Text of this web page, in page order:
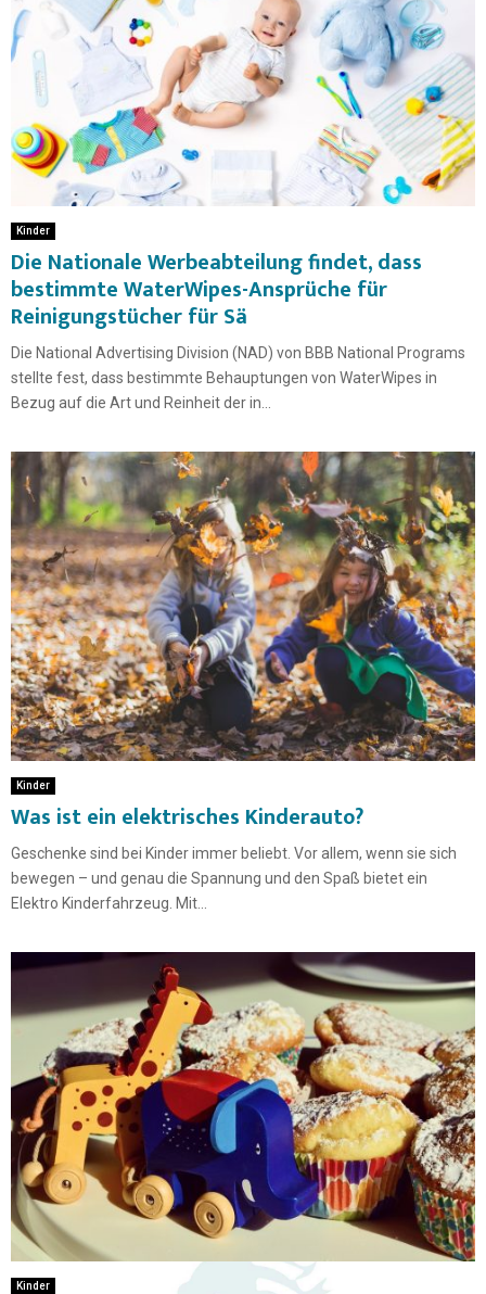
Kinder
Die Nationale Werbeabteilung findet, dass
bestimmte WaterWipes-Ansprüche für
Reinigungstücher für Sä
Die National Advertising Division (NAD) von BBB National Programs
stellte fest, dass bestimmte Behauptungen von WaterWipes in
Bezug auf die Art und Reinheit der in...
Kinder
Was ist ein elektrisches Kinderauto?
Geschenke sind bei Kinder immer beliebt. Vor allem, wenn sie sich
bewegen – und genau die Spannung und den Spaß bietet ein
Elektro Kinderfahrzeug. Mit...
Kinder